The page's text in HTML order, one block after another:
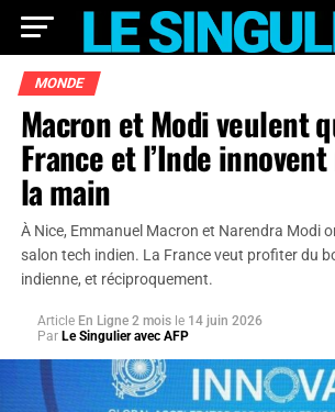
MONDE
Macron et Modi veulent
France et l’Inde
la main
À Nice, Emmanuel Macron et Narendra Modi
salon tech indien. La France veut profiter du
indienne, et réciproquement.
Article En Ligne 2 mois le 14 juin 2026
Par Le Singulier avec AFP